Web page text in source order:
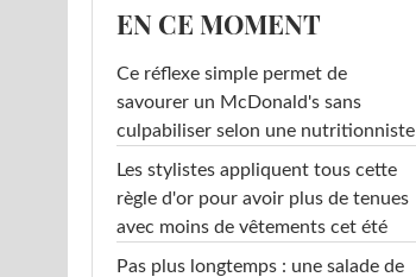
EN CE MOMENT
Ce réflexe simple permet de
savourer un McDonald's sans
culpabiliser selon une nutritionniste
Les stylistes appliquent tous cette
règle d'or pour avoir plus de tenues
avec moins de vêtements cet été
Pas plus longtemps : une salade de